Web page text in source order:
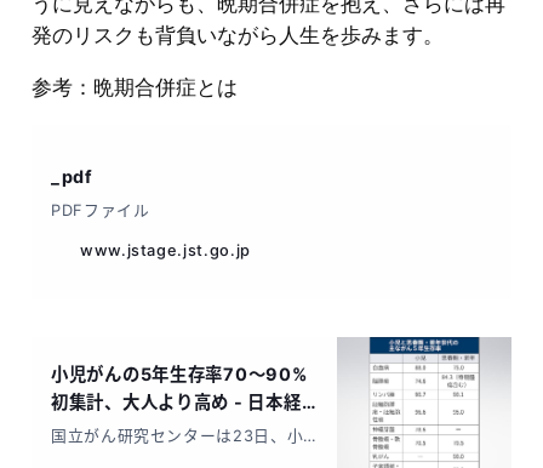
発のリスクも背負いながら人生を歩みます。
参考：晩期合併症とは